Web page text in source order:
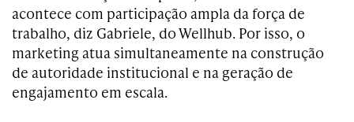
acontece com participação ampla da força de
trabalho, diz Gabriele, do Wellhub. Por isso, o
marketing atua simultaneamente na construção
de autoridade institucional e na geração de
engajamento em escala.